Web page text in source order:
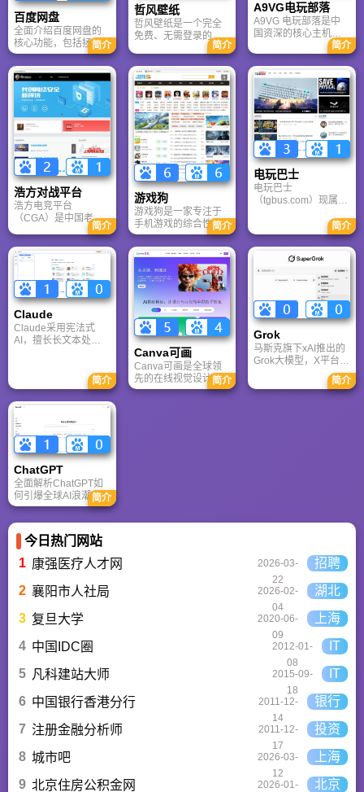
百度网盘
全面介绍百度网盘的
核心功能，包括拯救
手机内存、在线看视
频、AI智能做笔记与
总结长文。详细解答
数据安全性及服务器
备份机制，带你了解
GenFlow AI智能体如
何帮你高效办公与学
习。
简介
哲风壁纸
哲风壁纸是一个完全
免费、无需登录的高
清壁纸下载网站。提
供海量4K、8K超清电
脑与手机壁纸，涵盖
动漫、风景、赛博朋
克等多元风格。支持
动态壁纸与头像制
作，国内访问极速，
是美化桌面的首选平
台。
简介
A9VG电玩部落
A9VG 电玩部落是中
国资深的核心主机游
戏玩家社区。网站以
论坛为核心，提供全
面的主机游戏资讯、
攻略和资料库，覆盖
PlayStation、Xbox、
Switch 等全平台。凭
借其深厚的历史积淀
和活跃的用户群体，
A9VG 成为硬核玩家
交流心得、分享攻略
的首选平台之一。
简介
浩方对战平台
浩方电竞平台
（CGA）是中国老牌
游戏联机平台，提供
CS、War3、星际争霸
等经典游戏的稳定联
机服务。重温DOTA1
的激情岁月，找回当
年的战友。同时提供
最新CGA电竞赛事资
讯及热门页游入口，
致敬中国电竞的黄金
时代。
简介
游戏狗
游戏狗是一家专注于
手机游戏的综合性门
户网站。它致力于为
手游玩家提供最新、
最全的游戏资讯、攻
略、评测及视频等内
容，是国内较早一批
专注于移动游戏领域
的垂直媒体。
简介
电玩巴士
电玩巴士
（tgbus.com）现属于
注于解决游戏用户需
求的综合性游戏门户
网站，电玩巴士是一
个全面的综合性游戏
门户，专注于为全球
玩家提供主机、PC及
移动端游戏的全方位
资讯。
简介
Claude
Claude采用宪法式
AI，擅长长文本处理
在复杂推理、代码与
快速迭代上占优。两
者定位不同，各有千
简介
Canva可画
Canva可画是全球领
先的在线视觉设计平
台，内置AI“魔力工作
简介
Grok
马斯克旗下xAI推出的
Grok大模型，X平台实
时数据整合与多智能
体协作的核心优势。
针对其中文能力、隐
简介
ChatGPT‌
全面解析ChatGPT如
何引爆全球AI浪潮！
通俗讲解神经网络、
Transformer与RLHF
核心技术，带您轻松
看懂大语言模型如何
重塑未来。
简介
今日热门网站
1 康强医疗人才网
2026-03-
22
招聘
2 襄阳市人社局
2026-02-
04
湖北
3 复旦大学
2020-06-
09
上海
4 中国IDC圈
2012-01-
08
IT
5 凡科建站大师
2015-09-
18
IT
6 中国银行香港分行
2011-12-
14
银行
7 注册金融分析师
2011-12-
17
投资
8 城市吧
2026-03-
12
上海
9 北京住房公积金网
2026-01-
北京